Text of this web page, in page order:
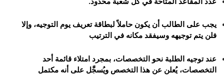
الأقــســــام الـتـحــضـيـريـــة
عروض التكوين
الشهادات
يجب على الطالب أن يكون حاملاً لبطاقة تعريف يوم التوجيه، وإلا
فلن يتم توجيهه وسيفقد مكانه في الترتيب
عند توجيه الطلبة نحو التخصصات، بمجرد امتلاء قائمة أحد
التخصصات، يُعلن عن هذا التخصص ويُسجَّل على أنه مكتمل